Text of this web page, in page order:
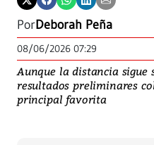
PorDeborah Peña
08/06/2026 07:29
Aunque la distancia sigue
resultados preliminares
principal favorita